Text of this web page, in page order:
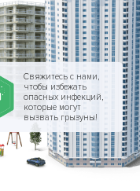
Свяжитесь с нами,
чтобы избежать
опасных инфекций,
которые могут
вызвать грызуны!